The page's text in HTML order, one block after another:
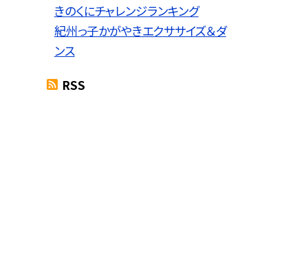
きのくにチャレンジランキング
紀州っ子かがやきエクササイズ＆ダ
ンス
RSS